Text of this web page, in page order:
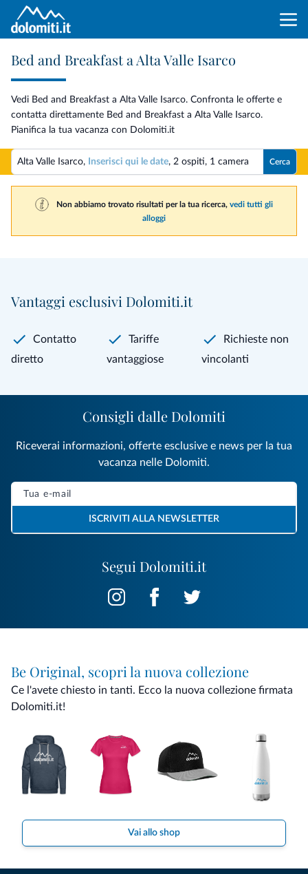
Bed and Breakfast a Alta Valle Isarco
Vedi Bed and Breakfast a Alta Valle Isarco. Confronta le offerte e
contatta direttamente Bed and Breakfast a Alta Valle Isarco.
Pianifica la tua vacanza con Dolomiti.it
Alta Valle Isarco, Inserisci qui le date, 2 ospiti, 1 camera Cerca
Non abbiamo trovato risultati per la tua ricerca, vedi tutti gli
alloggi
Vantaggi esclusivi Dolomiti.it
Contatto
diretto
Tariffe
vantaggiose
Richieste non
vincolanti
Segui Dolomiti.it
Consigli dalle Dolomiti
Riceverai informazioni, offerte esclusive e news per la tua
vacanza nelle Dolomiti.
ISCRIVITI ALLA NEWSLETTER
Be Original, scopri la nuova collezione
Ce l'avete chiesto in tanti. Ecco la nuova collezione firmata
Dolomiti.it!
Vai allo shop